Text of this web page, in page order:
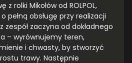
rolki Mikołów od ROLPOL,
pełną obsługę przy realizacji
zespół zaczyna od dokładnego
– wyrównujemy teren,
i chwasty, by stworzyć
trawy. Następnie